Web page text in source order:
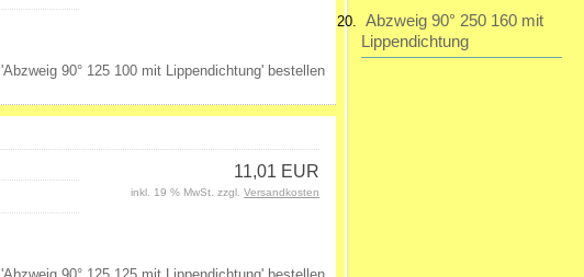
11,01 EUR
inkl. 19 % MwSt. zzgl.Versandkosten
Abzweig 90° 250 160 mit
Lippendichtung